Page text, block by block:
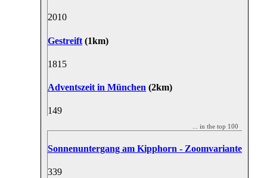
2010
Gestreift (1km)
1815
Adventszeit in München (2km)
149
... in the top 100
Sonnenuntergang am Kipphorn - Zoomvariante
339